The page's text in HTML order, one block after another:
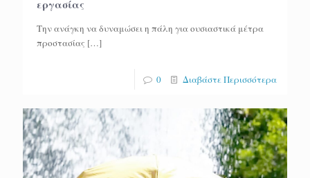
εργασίας
Την ανάγκη να δυναμώσει η πάλη για ουσιαστικά μέτρα
προστασίας […]
0 Διαβάστε Περισσότερα